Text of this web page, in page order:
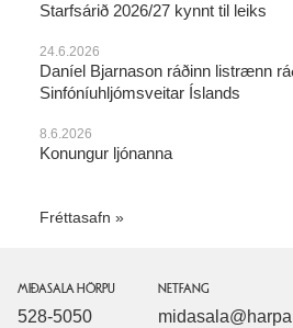
Starfsárið 2026/27 kynnt til leiks
24.6.2026
Daníel Bjarnason ráðinn listrænn
Sinfóníuhljómsveitar Íslands
8.6.2026
Konungur ljónanna
Fréttasafn
MIÐASALA HÖRPU
528-5050
NETFANG